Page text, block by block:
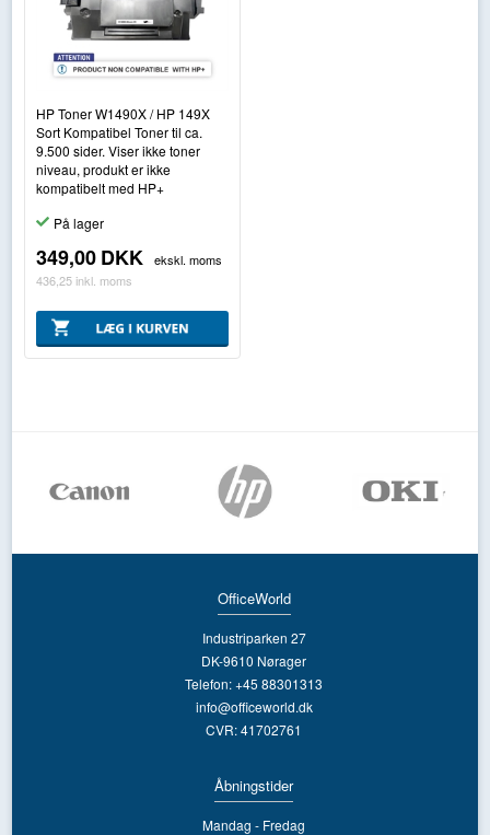
HP Toner W1490X / HP 149X
Sort Kompatibel Toner til ca.
9.500 sider. Viser ikke toner
niveau, produkt er ikke
kompatibelt med HP+
På lager
349,00DKK
ekskl. moms
436,25 inkl. moms
OfficeWorld
Industriparken 27
DK-9610 Nørager
Telefon: +45 88301313
info@officeworld.dk
CVR: 41702761
Åbningstider
Mandag - Fredag